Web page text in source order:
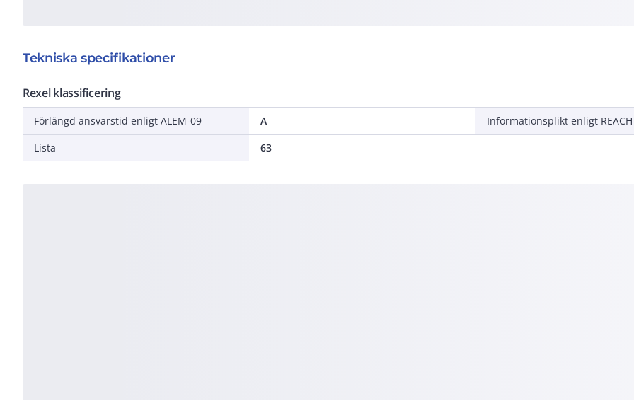
Tekniska specifikationer
Rexel klassificering
Förlängd ansvarstid enligt ALEM-09
A
Lista
63
Informationsplikt enligt REACH